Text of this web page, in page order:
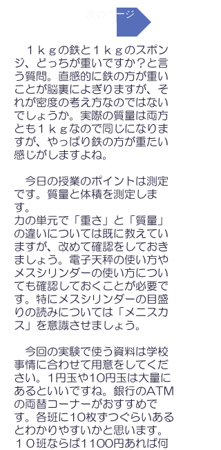
次のページ
１ｋｇの鉄と１ｋｇのスポン
ジ、どっちが重いですか？と言
う質問。直感的に鉄の方が重い
ことが脳裏によぎりますが、そ
れが密度の考え方なのではない
でしょうか。実際の質量は両方
とも１ｋｇなので同じになりま
すが、やっぱり鉄の方が重たい
感じがしますよね。
今日の授業のポイントは測定
です。質量と体積を測定しま
す。
力の単元で「重さ」と「質量」
の違いについては既に教えてい
ますが、改めて確認をしておき
ましょう。電子天秤の使い方や
メスシリンダーの使い方につい
ても確認しておくことが必要で
す。特にメスシリンダーの目盛
りの読みについては「メニスカ
ス」を意識させましょう。
今回の実験で使う資料は学校
事情に合わせて用意をしてくだ
さい。1円玉や10円玉は大量に
あるといいですね。銀行のATM
の両替コーナーがおすすめで
す。各班に10枚ずつぐらいある
とわかりやすいかと思います。
１０班ならば1100円あれば何